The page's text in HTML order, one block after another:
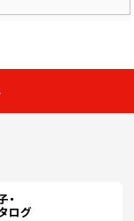
・
ログ